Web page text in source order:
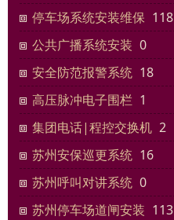
停车场系统安装维保 118
公共广播系统安装 0
安全防范报警系统 18
高压脉冲电子围栏 1
集团电话|程控交换机 2
苏州安保巡更系统 16
苏州呼叫对讲系统 0
苏州停车场道闸安装 113